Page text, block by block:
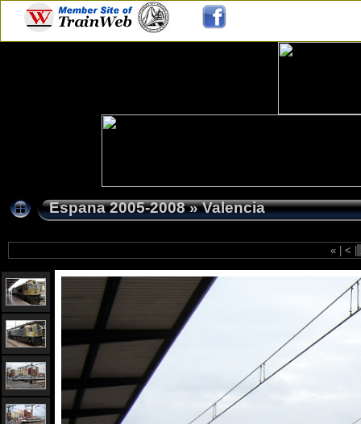
Espana 2005-2008»Valencia
« <